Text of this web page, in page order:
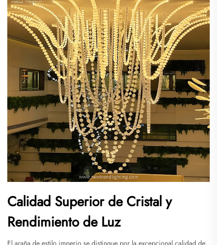
Calidad Superior de Cristal y
Rendimiento de Luz
El araña de estilo imperio se distingue por la excepcional calidad de